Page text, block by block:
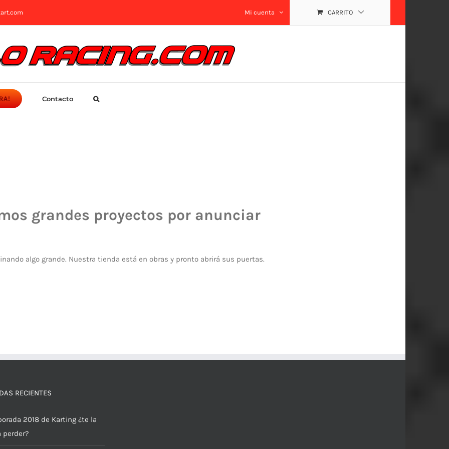
Mi cuenta CARRITO
Contacto
grandes proyectos por anunciar
algo grande. Nuestra tienda está en obras y pronto abrirá sus puertas.
RECIENTES
2018 de Karting ¿te la
perder?